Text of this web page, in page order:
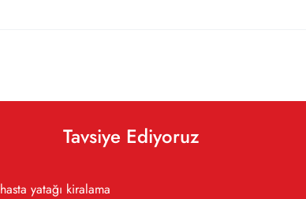
Tavsiye Ediyoruz
hasta yatağı kiralama